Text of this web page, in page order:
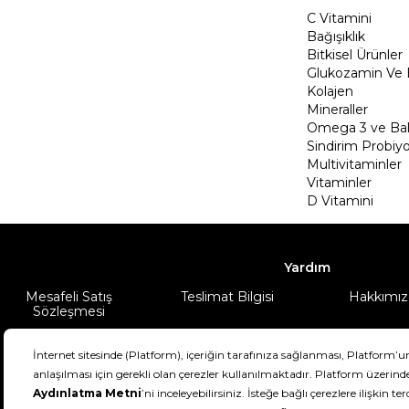
C Vitamini
Bağışıklık
Bitkisel Ürünler
Glukozamin Ve
Kolajen
Mineraller
Omega 3 ve
Sindirim
Multivitaminler
Vitaminler
D Vitamini
Yardım
Mesafeli Satış
Sözleşmesi
Teslimat Bilgisi